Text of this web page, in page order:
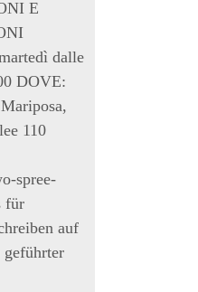
E
dalle
DOVE:
110
spree-
für
auf